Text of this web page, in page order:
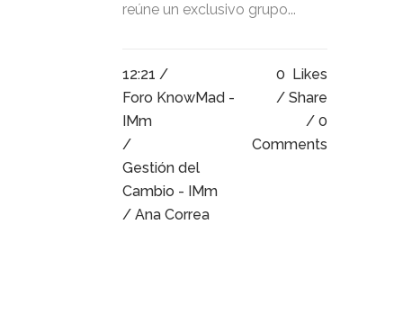
reúne un exclusivo grupo...
12:21 /
Foro KnowMad -
IMm
/
Gestión del
Cambio - IMm
/ Ana Correa
0 Likes
Share
0
Comments